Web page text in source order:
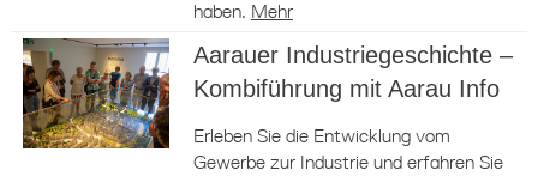
haben. Mehr
Aarauer Industriegeschichte –
Kombiführung mit Aarau Info
Erleben Sie die Entwicklung vom
Gewerbe zur Industrie und erfahren Sie